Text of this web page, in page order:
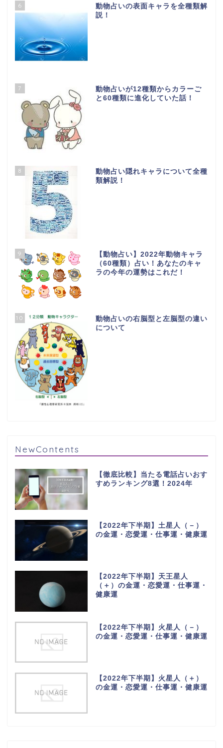
6
動物占いの表面キャラを全種類解
説！
7
動物占いが12種類からカラーご
と60種類に進化していた話！
8
動物占い隠れキャラについて全種
類解説！
9
【動物占い】2022年動物キャラ
（60種類）占い！あなたのキャ
ラの今年の運勢はこれだ！
10
動物占いの右脳型と左脳型の違い
について
NewContents
【徹底比較】当たる電話占いおす
すめランキング8選！2024年
【2022年下半期】土星人（－）
の金運・恋愛運・仕事運・健康運
【2022年下半期】天王星人
（＋）の金運・恋愛運・仕事運・
健康運
【2022年下半期】火星人（－）
の金運・恋愛運・仕事運・健康運
【2022年下半期】火星人（＋）
の金運・恋愛運・仕事運・健康運